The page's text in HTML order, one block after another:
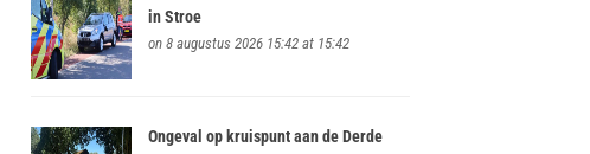
in Stroe
on 8 augustus 2026 15:42 at 15:42
Ongeval op kruispunt aan de Derde